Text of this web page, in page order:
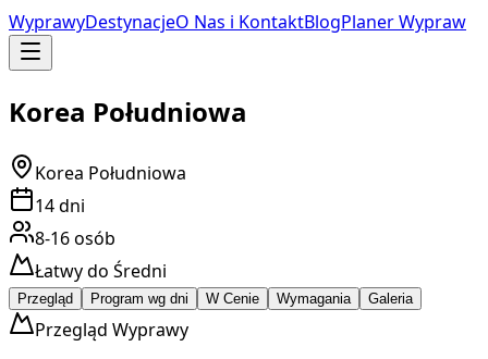
WyprawyDestynacjeO Nas i KontaktBlogPlaner Wypraw
Korea Południowa
Korea Południowa
14dni
8-16osób
Łatwy do Średni
Przegląd Program wg dni W Cenie Wymagania Galeria
Przegląd Wyprawy